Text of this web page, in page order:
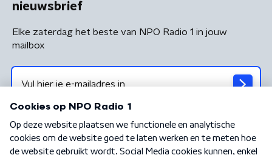
nieuwsbrief
Elke zaterdag het beste van NPO Radio 1 in jouw
mailbox